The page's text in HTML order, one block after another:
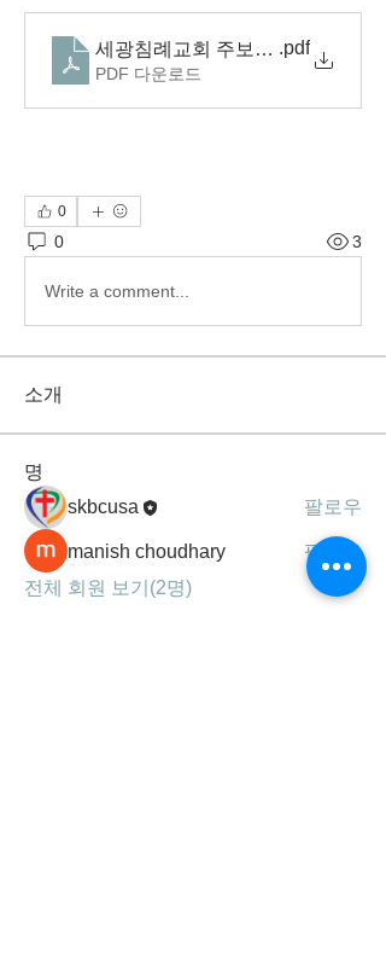
세광침례교회 주보(23.04.23)
.pdf
PDF 다운로드
0
0 3
Write a comment...
소개
명
skbcusa
팔로우
manish choudhary
팔로우
전체 회원 보기(2명)